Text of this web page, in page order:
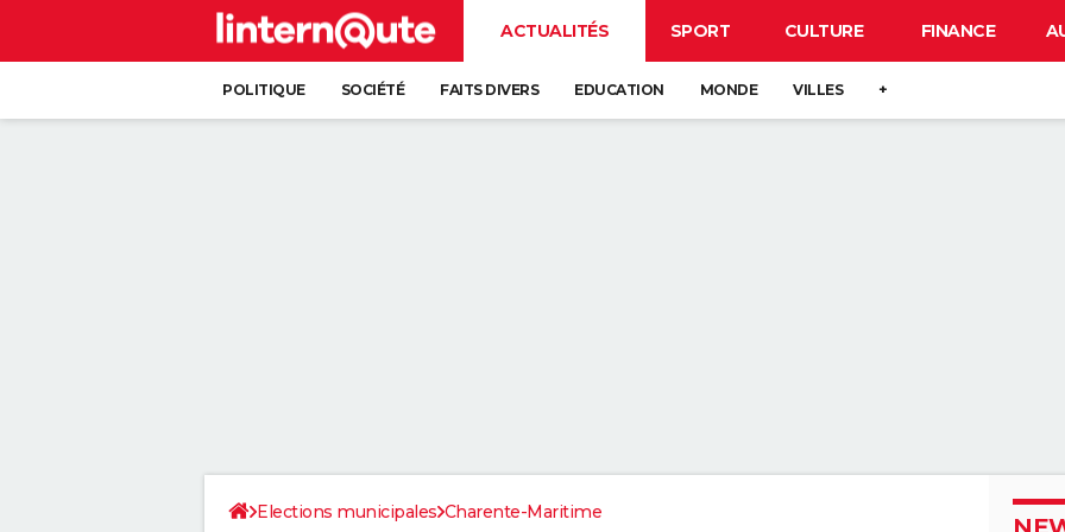
ACTUALITÉS SPORT CULTURE FINANCE
POLITIQUE SOCIÉTÉ FAITS DIVERS EDUCATION MONDE VILLES +
Elections municipales Charente-Maritime